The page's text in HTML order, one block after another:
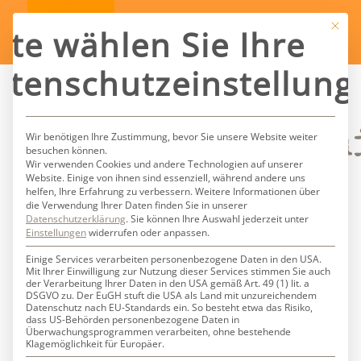
für:
schneeleopard
Mit
wählen Sie Ihre
Wir benötigen Ihre Zustimmung, bevor Sie unsere Website weiter
besuchen können.
Wir verwenden Cookies und andere Technologien auf unserer
Website. Einige von ihnen sind essenziell, während andere uns
helfen, Ihre Erfahrung zu verbessern.Weitere Informationen über
die Verwendung Ihrer Daten finden Sie in unserer
Datenschutzerklärung.Sie können Ihre Auswahl jederzeit unter
Einstellungenwiderrufen oder anpassen.
Einige Services verarbeiten personenbezogene Daten in den USA.
Mit Ihrer Einwilligung zur Nutzung dieser Services stimmen Sie auch
der Verarbeitung Ihrer Daten in den USA gemäß Art. 49 (1) lit. a
DSGVO zu. Der EuGH stuft die USA als Land mit unzureichendem
Datenschutz nach EU-Standards ein. So besteht etwa das Risiko,
dass US-Behörden personenbezogene Daten in
Überwachungsprogrammen verarbeiten, ohne bestehende
Klagemöglichkeit für Europäer.